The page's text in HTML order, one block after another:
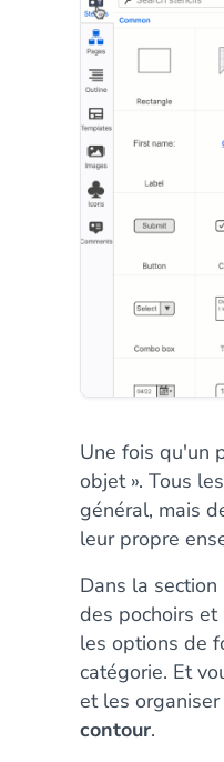
Une fois qu'un
objet ». Tous
général, mais
leur propre
Dans la
des pochoirs
les options de
catégorie. Et
et les
contour.